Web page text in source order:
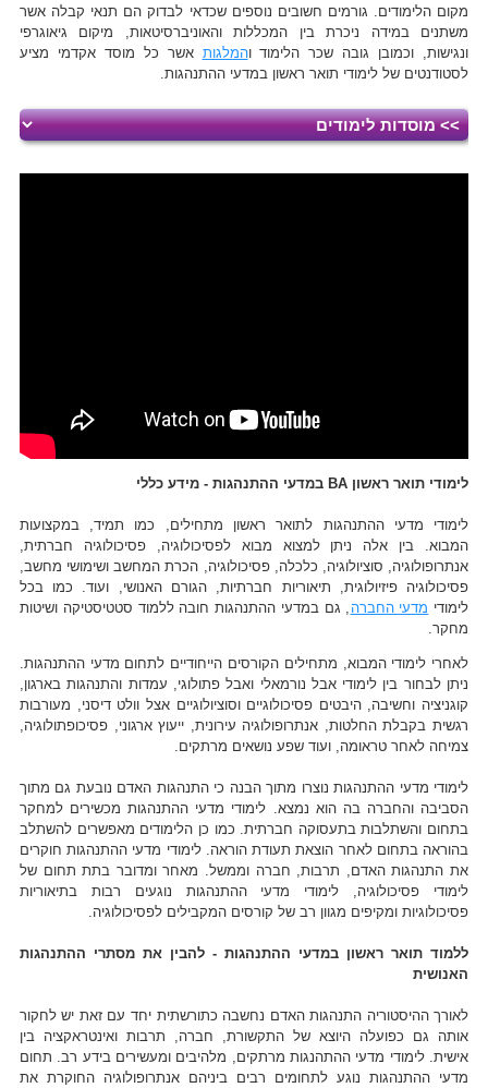
מקום הלימודים. גורמים חשובים נוספים שכדאי לבדוק הם תנאי קבלה אשר
משתנים במידה ניכרת בין המכללות והאוניברסיטאות, מיקום גיאוגרפי
ונגישות, וכמובן גובה שכר הלימוד והמלגות אשר כל מוסד אקדמי מציע
לסטודנטים של לימודי תואר ראשון במדעי ההתנהגות.
לימודי תואר ראשון BA במדעי ההתנהגות - מידע כללי
לימודי מדעי ההתנהגות לתואר ראשון מתחילים, כמו תמיד, במקצועות
המבוא. בין אלה ניתן למצוא מבוא לפסיכולוגיה, פסיכולוגיה חברתית,
אנתרופולוגיה, סוציולוגיה, כלכלה, פסיכולוגיה, הכרת המחשב ושימושי מחשב,
פסיכולוגיה פיזיולוגית, תיאוריות חברתיות, הגורם האנושי, ועוד. כמו בכל
לימודי מדעי החברה , גם במדעי ההתנהגות חובה ללמוד סטטיסטיקה ושיטות
מחקר.
לאחרי לימודי המבוא, מתחילים הקורסים הייחודיים לתחום מדעי ההתנהגות.
ניתן לבחור בין לימודי אבל נורמאלי ואבל פתולוגי, עמדות והתנהגות בארגון,
קוגניציה וחשיבה, היבטים פסיכולוגיים וסוציולוגיים אצל וולט דיסני, מעורבות
רגשית בקבלת החלטות, אנתרופולוגיה עירונית, ייעוץ ארגוני, פסיכופתולוגיה,
צמיחה לאחר טראומה, ועוד שפע נושאים מרתקים.
לימודי מדעי ההתנהגות נוצרו מתוך הבנה כי התנהגות האדם נובעת גם מתוך
הסביבה והחברה בה הוא נמצא. לימודי מדעי ההתנהגות מכשירים למחקר
בתחום והשתלבות בתעסוקה חברתית. כמו כן הלימודים מאפשרים להשתלב
בהוראה בתחום לאחר הוצאת תעודת הוראה. לימודי מדעי ההתנהגות חוקרים
את התנהגות האדם, תרבות, חברה וממשל. מאחר ומדובר בתת תחום של
לימודי פסיכולוגיה, לימודי מדעי ההתנהגות נוגעים רבות בתיאוריות
פסיכולוגיות ומקיפים מגוון רב של קורסים המקבילים לפסיכולוגיה.
ללמוד תואר ראשון במדעי ההתנהגות - להבין את מסתרי ההתנהגות
האנושית
לאורך ההיסטוריה התנהגות האדם נחשבה כתורשתית יחד עם זאת יש לחקור
אותה גם כפועלה היוצא של התקשורת, חברה, תרבות ואינטראקציה בין
אישית. לימודי מדעי ההתהנגות מרתקים, מלהיבים ומעשירים בידע רב. תחום
מדעי ההתנהגות נוגע לתחומים רבים ביניהם אנתרופולוגיה החוקרת את